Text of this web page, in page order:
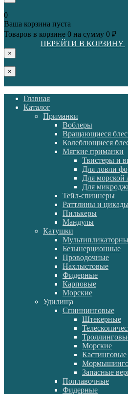
0
Ваша корзина пуста
Товаров в корзине 0 на сумму 0 ₽
ПЕРЕЙТИ В КОРЗИНУ
×
×
Главная
Каталог
Приманки
Воблеры
Вращающиеся
Колеблющиеся
Мягкие приманки
Твистеры и
Для ловли
Для морской
Для
Тейл-спиннеры
Раттлины и
Пилькеры
Мандулы
Катушки
Безынерционные
Проводочные
Нахлыстовые
Фидерные
Карповые
Морские
Удилища
Спиннинговые
Штекерные
Морские
Кастинговые
Запасные
Поплавочные
Фидерные